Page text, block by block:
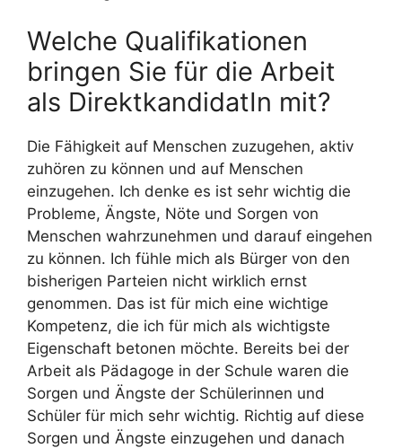
Welche Qualifikationen
bringen Sie für die Arbeit
als DirektkandidatIn mit?
Die Fähigkeit auf Menschen zuzugehen, aktiv
zuhören zu können und auf Menschen
einzugehen. Ich denke es ist sehr wichtig die
Probleme, Ängste, Nöte und Sorgen von
Menschen wahrzunehmen und darauf eingehen
zu können. Ich fühle mich als Bürger von den
bisherigen Parteien nicht wirklich ernst
genommen. Das ist für mich eine wichtige
Kompetenz, die ich für mich als wichtigste
Eigenschaft betonen möchte. Bereits bei der
Arbeit als Pädagoge in der Schule waren die
Sorgen und Ängste der Schülerinnen und
Schüler für mich sehr wichtig. Richtig auf diese
Sorgen und Ängste einzugehen und danach